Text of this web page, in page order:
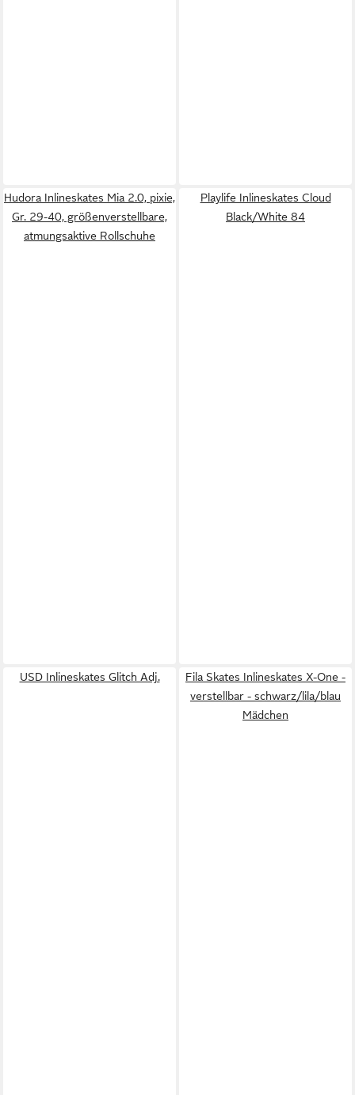
Hudora Inlineskates Mia 2.0, pixie,
Gr. 29-40, größenverstellbare,
atmungsaktive Rollschuhe
Playlife Inlineskates Cloud
Black/White 84
USD Inlineskates Glitch Adj.
Fila Skates Inlineskates X-One -
verstellbar - schwarz/lila/blau
Mädchen